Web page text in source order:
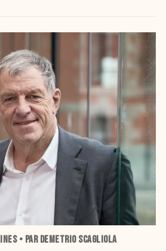
• PAR DEMETRIO SCAGLIOLA